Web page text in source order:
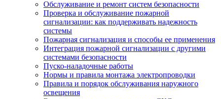
Обслуживание и ремонт систем безопасности
Проверка и обслуживание пожарной
сигнализации: как поддерживать надежность
системы
Пожарная сигнализация и способы ее применения
Интеграция пожарной сигнализации с другими
системами безопасности
Пуско-наладочные работы
Нормы и правила монтажа электропроводки
Правила и порядок обслуживания наружного
освещения